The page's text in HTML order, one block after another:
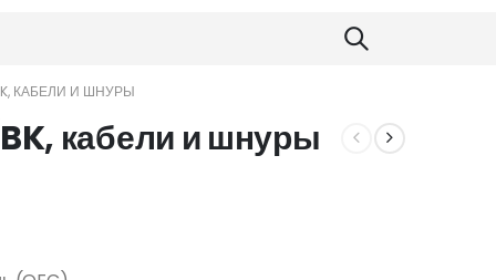
КАБЕЛИ И ШНУРЫ
кабели и шнуры